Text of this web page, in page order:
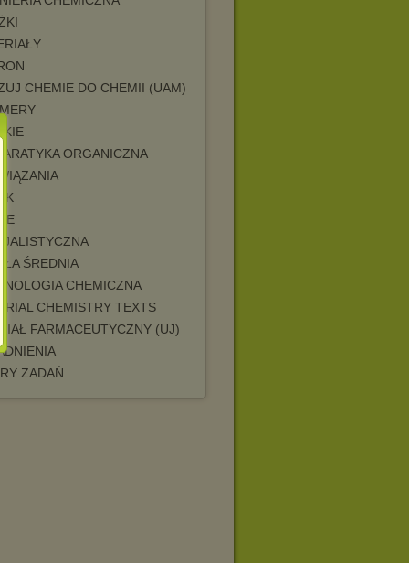
CHEMIE DO CHEMII (UAM)
ORGANICZNA
ŚREDNIA
CHEMICZNA
CHEMISTRY TEXTS
FARMACEUTYCZNY (UJ)
ZADAŃ